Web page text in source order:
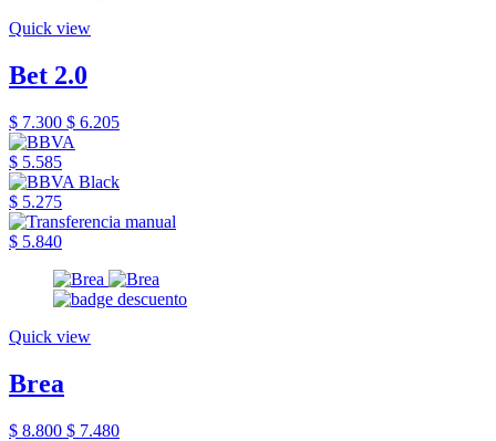
Quick view
Bet 2.0
$ 7.300 $ 6.205
$ 5.585
$ 5.275
$ 5.840
Quick view
Brea
$ 8.800 $ 7.480